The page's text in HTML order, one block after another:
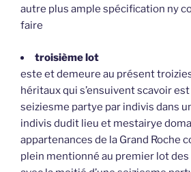
autre plus ample spécification ny
faire
troisième lot
este et demeure au présent
héritaux qui s’ensuivent scavoir
seiziesme partye par indivis dans
indivis dudit lieu et mestairye
appartenances de la Grand Roche
plein mentionné au premier lot